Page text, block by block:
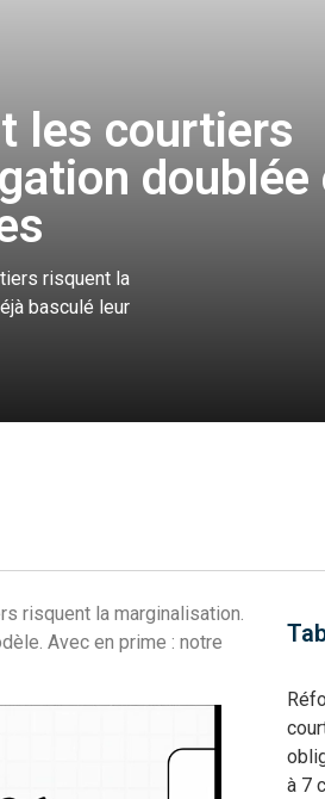
les courtiers
doublée
risquent la
basculé leur
risquent la marginalisation.
Avec en prime : notre
à 7